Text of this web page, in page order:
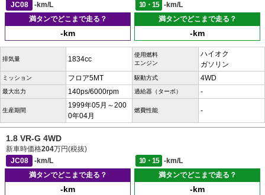
JC08
-km/L 10・15
-km/L
満タンでどこまで走る？
-km
満タンでどこまで走る？
-km
排気量 1834cc
使用燃料
エンジン
ハイオク
ガソリン
ミッション フロア5MT 駆動方式 4WD
最大出力 140ps/6000rpm 過給器（ターボ） -
生産期間
1999年05月～200
0年04月
燃費性能 -
1.8 VR-G 4WD
新車時価格204万円(税抜)
JC08
-km/L 10・15
-km/L
満タンでどこまで走る？
-km
満タンでどこまで走る？
-km